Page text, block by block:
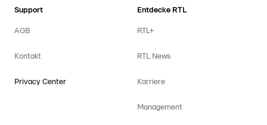
Support
AGB
Kontakt
Privacy Center
Entdecke RTL
RTL+
RTL News
Karriere
Management